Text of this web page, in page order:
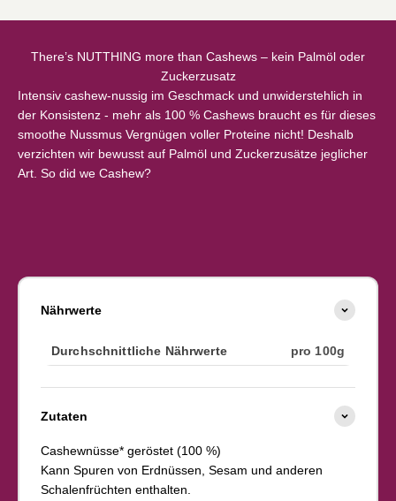
There’s NUTTHING more than Cashews – kein Palmöl oder
Zuckerzusatz
Intensiv cashew-nussig im Geschmack und unwiderstehlich in
der Konsistenz - mehr als 100 % Cashews braucht es für dieses
smoothe Nussmus Vergnügen voller Proteine nicht! Deshalb
verzichten wir bewusst auf Palmöl und Zuckerzusätze jeglicher
Art. So did we Cashew?
Nährwerte
Durchschnittliche Nährwerte pro 100g
Zutaten
Cashewnüsse* geröstet (100 %)
Kann Spuren von Erdnüssen, Sesam und anderen
Schalenfrüchten enthalten.